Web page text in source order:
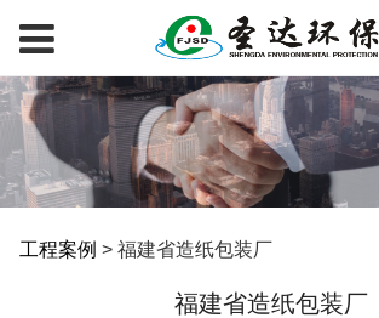
福建省造纸包装厂
工程案例 > 福建省造纸包装厂
福建省造纸包装厂